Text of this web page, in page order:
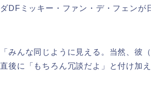
DFミッキー・ファン・デ・フェンが
みんな同じように見える。当然、彼
後に「もちろん冗談だよ」と付け加え